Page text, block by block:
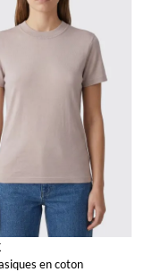
fente latérale
en coton